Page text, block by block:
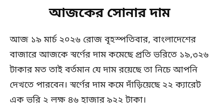
আজকের সোনার দাম
আজ ১৯ মার্চ ২০২৬ রোজ বৃহস্পতিবার, বাংলাদেশের
বাজারে আজকে স্বর্ণের দাম কমেছে প্রতি ভরিতে ১৯,৩২৬
টাকার মত তাই বর্তমান যে দাম রয়েছে তা নিচে আপনি
দেখতে পারবেন। স্বর্ণের দাম কমে দাঁড়িয়েছে ২২ ক্যারেট
এক ভরি ২ লক্ষ ৪৬ হাজার ৯২২ টাকা।